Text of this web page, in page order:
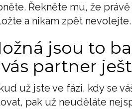
Řekněte mu, že
a nikam zpět nevolejte.
jsou to
partner
už jste ve fázi, kdy se
pak už neuděláte